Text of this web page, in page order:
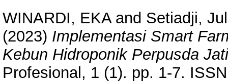
WINARDI, EKAand Setiadji,
(2023) Implementasi Smart
Kebun Hidroponik Perpusda
Profesional, 1 (1). pp. 1-7.